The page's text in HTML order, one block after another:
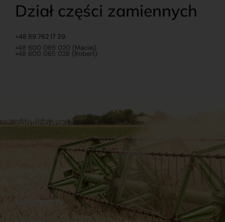
Dział części zamiennych
+48 89 762 17 39
+48 600 065 020 (Maciej)
+48 600 065 028 (Robert)
Dokumenty
Romanowski
Sklep internetowy
Praca
Ubezpieczenia